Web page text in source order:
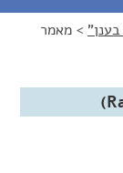
> מאמר